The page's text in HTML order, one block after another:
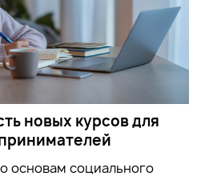
новых курсов для
основам социального